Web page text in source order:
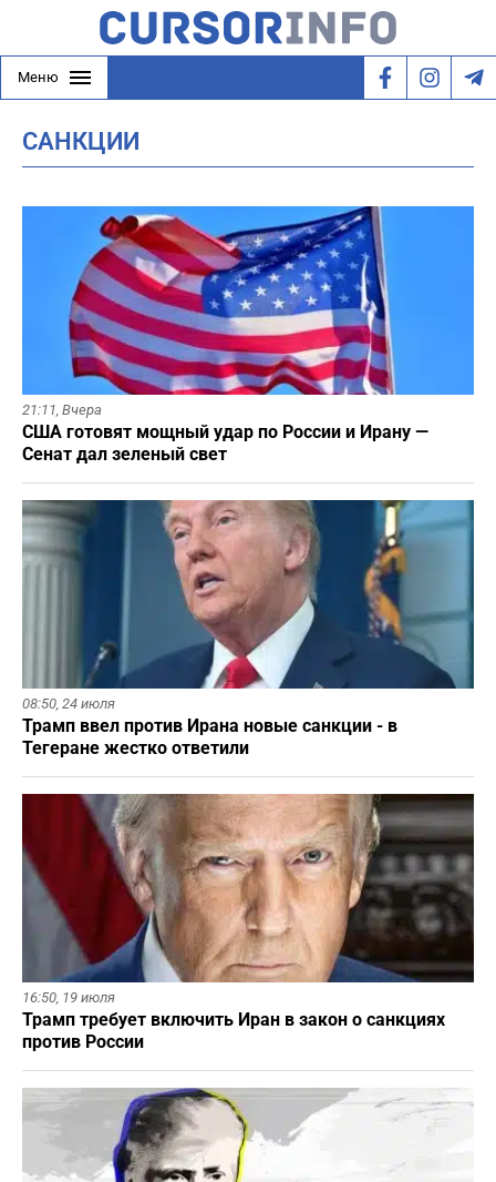
Меню
САНКЦИИ
21:11, Вчера
США готовят мощный удар по России и Ирану —
Сенат дал зеленый свет
08:50, 24 июля
Трамп ввел против Ирана новые санкции - в
Тегеране жестко ответили
16:50, 19 июля
Трамп требует включить Иран в закон о санкциях
против России